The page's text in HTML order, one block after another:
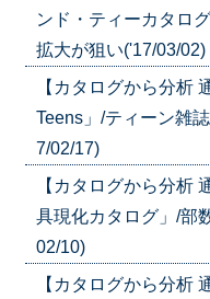
ンド・ティーカタロ
拡大が狙い('17/03/02)
【カタログから分
Teens」/ティーン雑
7/02/17)
【カタログから分
具現化カタログ」/部
02/10)
【カタログから分析